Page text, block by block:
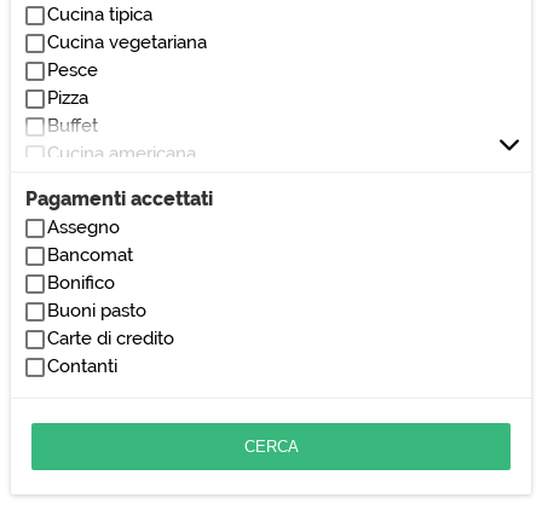
Cucina tipica
Cucina vegetariana
Pesce
Pizza
Buffet
Cucina americana
Cucina giapponese
Cucina indiana
Cucina spagnola
Cucina sudamericana
Cucina thailandese
Cucina vegana
Fusion
Pagamenti accettati
Assegno
Bancomat
Bonifico
Buoni pasto
Carte di credito
Contanti